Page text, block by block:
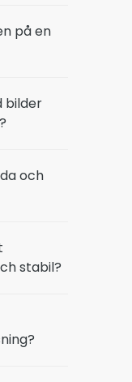
på en
bilder
och
stabil?